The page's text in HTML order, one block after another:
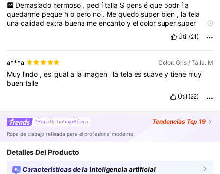
Demasiado hermoso , ped ítalla S pens é que podr ía
quedarme peque ño pero no . Mequedosuper bien , latela
unacalidadextra buena meencantoyelcolorsupersuper
Útil (21)
a***a Color: Gris / Talla: M
Muy lindo ,es iguala la imagen , latelaessuaveytiene muy
buentalle
Útil (22)
#RopaDeTrabajoBásica Tendencias Top 19
Ropa de trabajo refinada para el profesional moderno.
Detalles Del Producto
Características de la inteligencia artificial